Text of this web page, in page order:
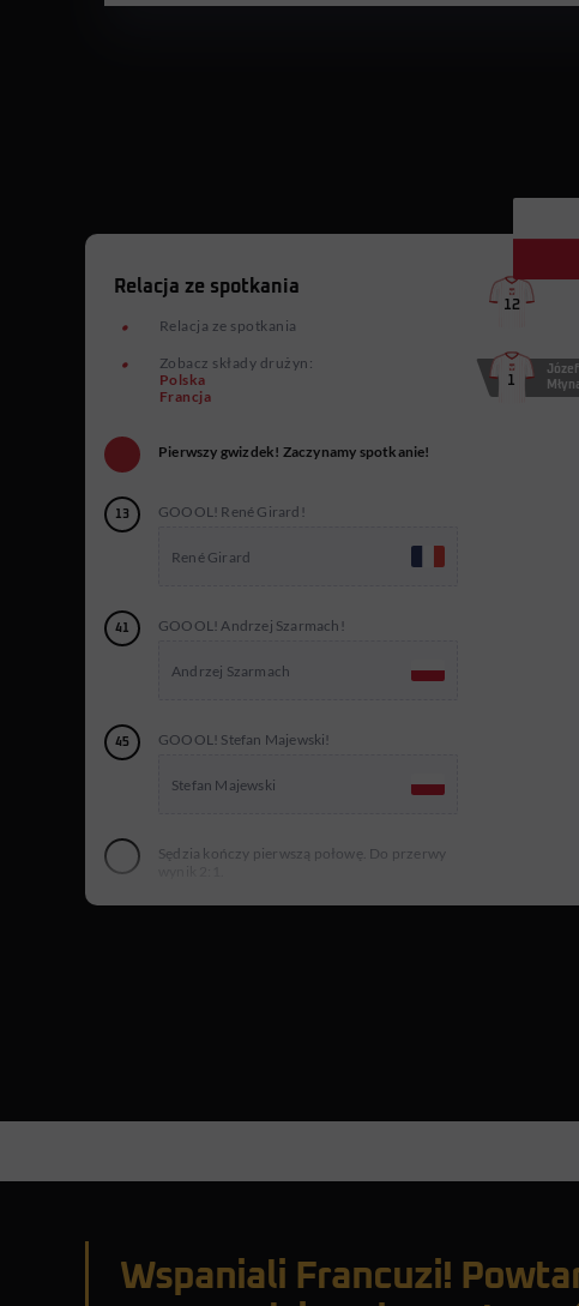
Relacja ze spotkania
Relacja ze spotkania
Zobacz składy drużyn:
Polska
Francja
Pierwszy gwizdek! Zaczynamy spotkanie!
13 GOOOL! René Girard!
René Girard
41 GOOOL! Andrzej Szarmach!
Andrzej Szarmach
45 GOOOL! Stefan Majewski!
Stefan Majewski
Sędzia kończy pierwszą połowę. Do przerwy
Andrzej Buncol
1
Józef
12
Wspaniali Francuzi!